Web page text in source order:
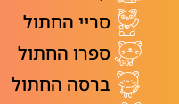
סריי החתול
ספרו החתול
ברסה החתול